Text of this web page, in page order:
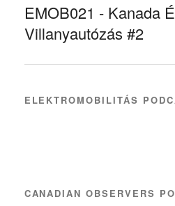
EMOB021 - Kanada
Villanyautózás #2
ELEKTROMOBILITÁS
CANADIAN OBSERVERS